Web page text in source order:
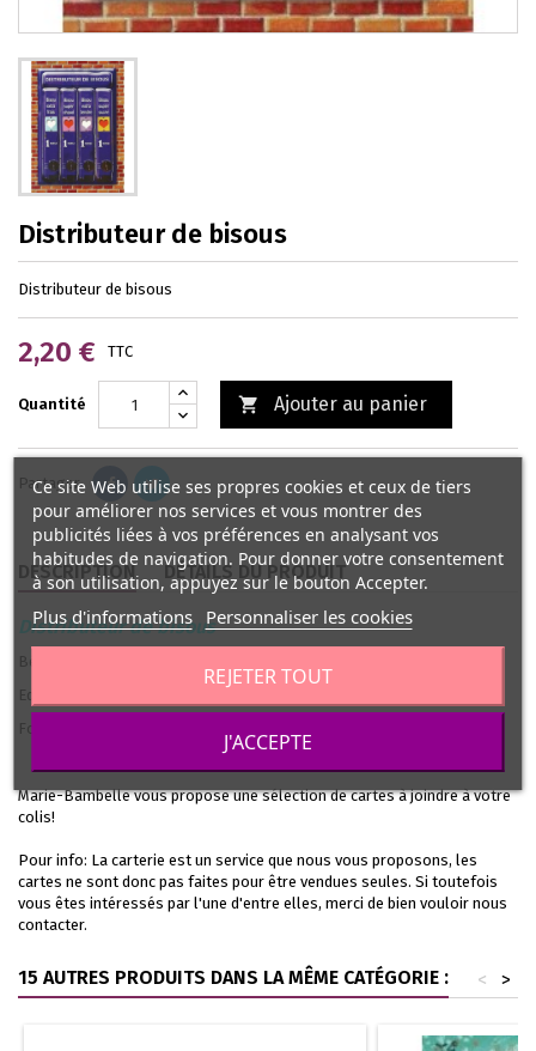
Distributeur de bisous
Distributeur de bisous
2,20 € TTC
Quantité  Ajouter au panier
Partager
DESCRIPTION DÉTAILS DU PRODUIT
Distributeur de bisous
Béatrice DOUILLET
Editions Cartes d'Art
Format 15 x 10,5 cm
Marie-Bambelle vous propose une sélection de cartes à joindre à votre
colis!
Pour info: La carterie est un service que nous vous proposons, les
cartes ne sont donc pas faites pour être vendues seules. Si toutefois
vous êtes intéressés par l'une d'entre elles, merci de bien vouloir nous
contacter.
15 AUTRES PRODUITS DANS LA MÊME CATÉGORIE : >
<
Ce site Web utilise ses propres cookies et ceux de tiers
pour améliorer nos services et vous montrer des
publicités liées à vos préférences en analysant vos
habitudes de navigation. Pour donner votre consentement
à son utilisation, appuyez sur le bouton Accepter.
Plus d'informations Personnaliser les cookies
REJETER TOUT
J'ACCEPTE